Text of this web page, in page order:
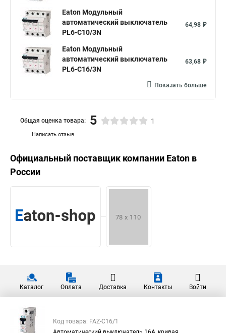
Eaton Модульный
автоматический выключатель
PL6-C10/3N
64,98 ₽
Eaton Модульный
автоматический выключатель
PL6-C16/3N
63,68 ₽
Показать больше
Написать отзыв
Общая оценка товара: 5 1
Официальный поставщик компании Eaton в
России
Каталог Оплата Доставка Контакты Войти
Код товара: FAZ-C16/1